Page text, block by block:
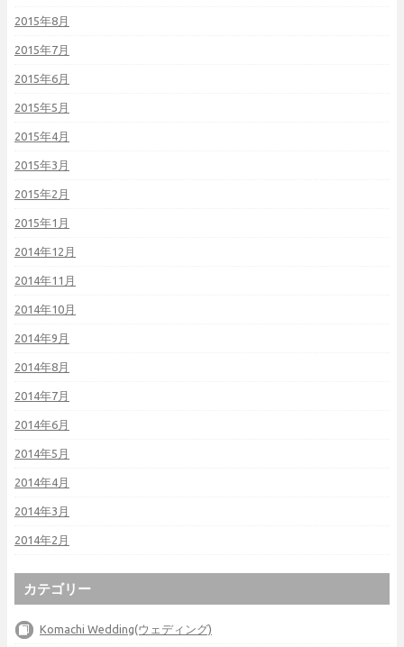
2015年8月
2015年7月
2015年6月
2015年5月
2015年4月
2015年3月
2015年2月
2015年1月
2014年12月
2014年11月
2014年10月
2014年9月
2014年8月
2014年7月
2014年6月
2014年5月
2014年4月
2014年3月
2014年2月
カテゴリー
Komachi Wedding(ウェディング)